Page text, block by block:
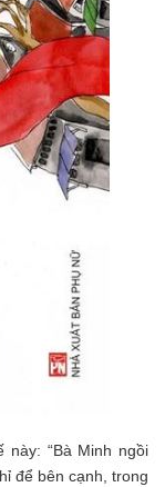
này: “Bà Minh ngồi
để bên cạnh, trong